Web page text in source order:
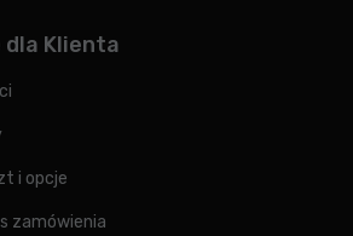
Klienta
i opcje
zamówienia